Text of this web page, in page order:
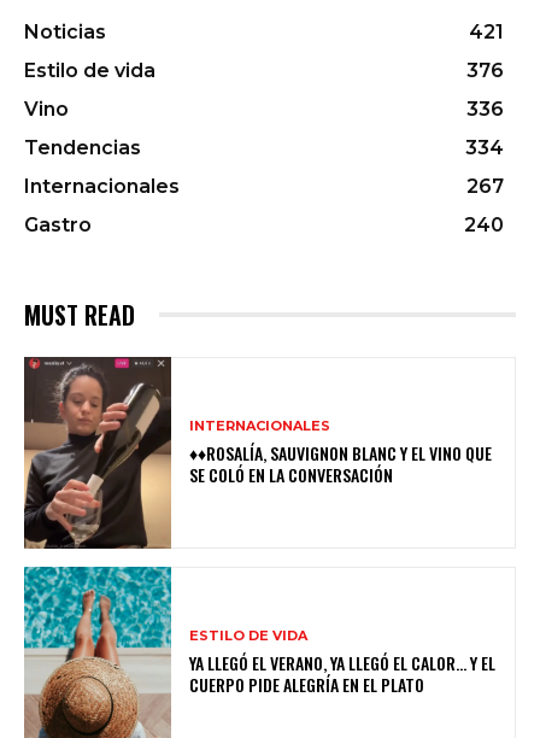
Noticias
421
Estilo de vida
376
Vino
336
Tendencias
334
Internacionales
267
Gastro
240
MUST READ
INTERNACIONALES
♦♦ROSALÍA, SAUVIGNON BLANC Y EL VINO QUE
SE COLÓ EN LA CONVERSACIÓN
ESTILO DE VIDA
YA LLEGÓ EL VERANO, YA LLEGÓ EL CALOR… Y EL
CUERPO PIDE ALEGRÍA EN EL PLATO